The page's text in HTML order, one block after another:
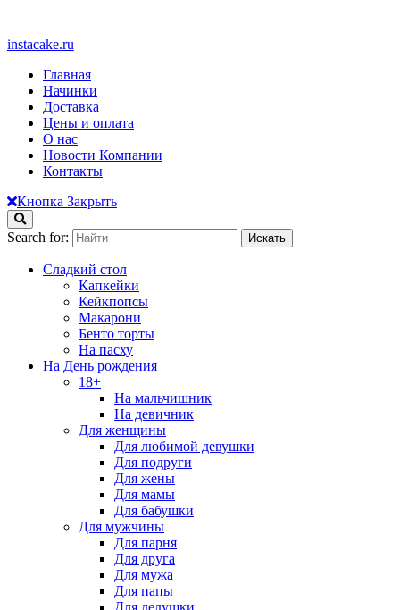
instacake.ru
Главная
Начинки
Доставка
Цены и оплата
О нас
Новости Компании
Контакты
Кнопка Закрыть
Search for:
Сладкий стол
Капкейки
Кейкпопсы
Макарони
Бенто торты
На пасху
На День рождения
18+
На мальчишник
На девичник
Для женщины
Для любимой девушки
Для подруги
Для жены
Для мамы
Для бабушки
Для мужчины
Для парня
Для друга
Для мужа
Для папы
Для дедушки